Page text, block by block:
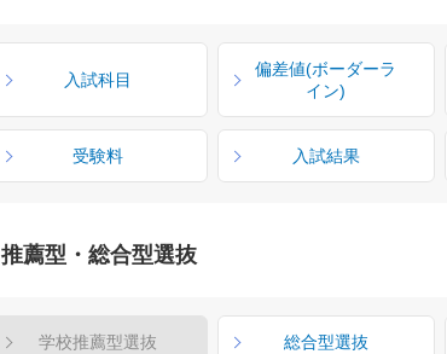
入試科目
偏差値(ボーダーラ
イン)
受験料 入試結果
推薦型・総合型選抜
学校推薦型選抜 総合型選抜